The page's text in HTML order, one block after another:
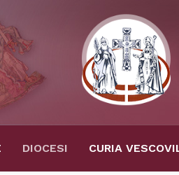
DIOCESI CURIA